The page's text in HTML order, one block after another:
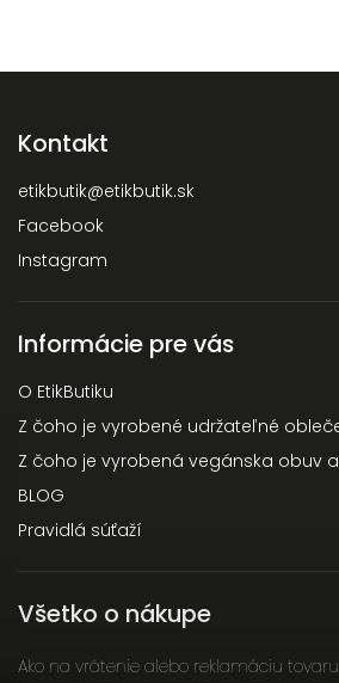
Kontakt
etikbutik@etikbutik.sk
Facebook
Instagram
Informácie pre vás
O EtikButiku
Z čoho je vyrobené udržateľné
Z čoho je vyrobená vegánska obuv
BLOG
Pravidlá súťaží
Všetko o nákupe
Ako na vrátenie alebo reklamáciu tovaru